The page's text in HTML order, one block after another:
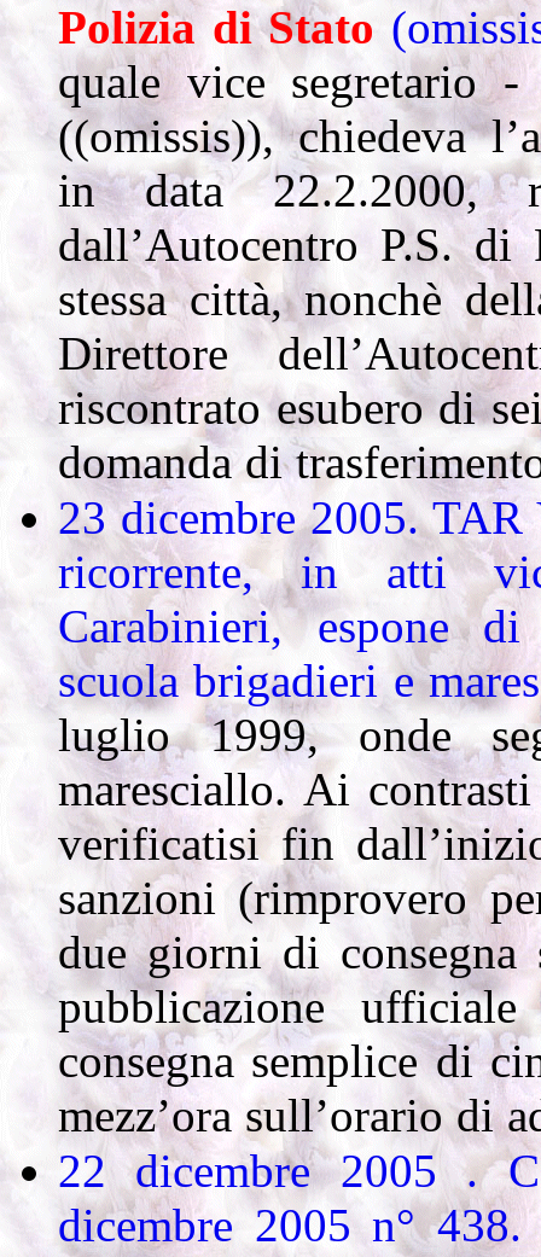
Polizia di Stato
quale vice segretario
((omissis)), chiedeva
in data 22.2.2000,
dall’Autocentro P.S. di
stessa città, nonchè
Direttore
riscontrato esubero di
domanda di
23 dicembre 2005.
ricorrente, in atti
Carabinieri, espone
scuola brigadieri e
luglio 1999, onde
maresciallo. Ai
verificatisi fin
sanzioni (rimprovero
due giorni di consegna
pubblicazione
consegna semplice di
mezz’ora sull’orario di
22 dicembre 2005 .
dicembre 2005 n°